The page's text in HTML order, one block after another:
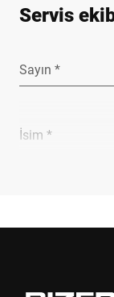
Servis
Sayın *
İsim *